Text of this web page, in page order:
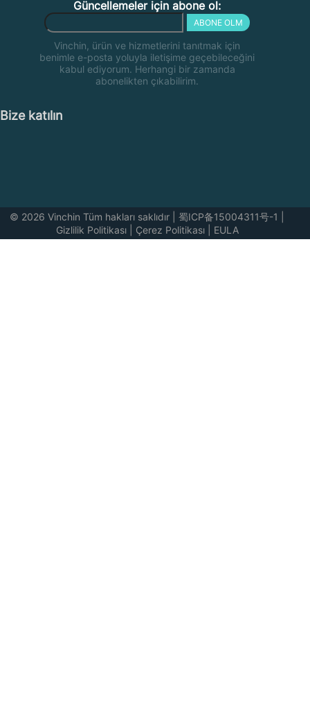
Güncellemeler için abone ol:
ABONE OLM
Vinchin, ürün ve hizmetlerini tanıtmak için
benimle e-posta yoluyla iletişime geçebileceğini
kabul ediyorum. Herhangi bir zamanda
abonelikten çıkabilirim.
Bize katılın
© 2026 Vinchin Tüm hakları saklıdır |蜀ICP备15004311号-1
Gizlilik Politikası| Çerez Politikası| EULA